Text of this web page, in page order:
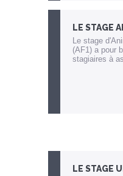
LE STAGE
Le stage
(AF1) a pour
stagiaires à
LE STAGE